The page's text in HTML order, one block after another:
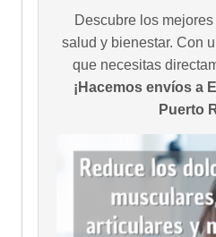
Descubre los
salud y bienestar. Con
que necesitas
¡Hacemos envíos a
Puerto